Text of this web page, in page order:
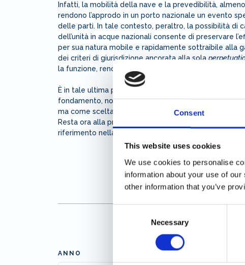
Consent
This website uses cookies
We use cookies to personalise
information about your use of
other information that you’ve
Necessary
Infatti, la mobilità della nave e la prevedibilità,
rendono l’approdo in un porto nazionale un evento
delle parti. In tale contesto, peraltro, la possibilità di
dell’unità in acque nazionali consente di preservare
per sua natura mobile e rapidamente sottraibile alla
dei criteri di giurisdizione ancorata alla sola
la funzione, rendendo l’intervento cautelare tardivo o
È in tale ultima prospettiva che la soluzione adottata
fondamento, non tanto come semplice operazione
ma come scelta che valorizza la funzionalità
Resta ora alla prassi applicativa verificare se la
riferimento nella materia del sequestro navale.
ANNO